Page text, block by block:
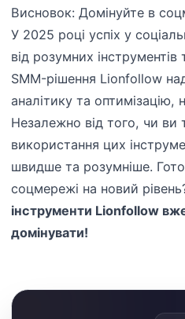
Висновок: Домінуйте в
У 2025 році успіх у
від розумних інструментів
SMM-рішення Lionfollow
аналітику та оптимізацію,
Незалежно від того, чи ви
використання цих
швидше та розумніше.
соцмережі на новий
інструменти Lionfollow
домінувати!